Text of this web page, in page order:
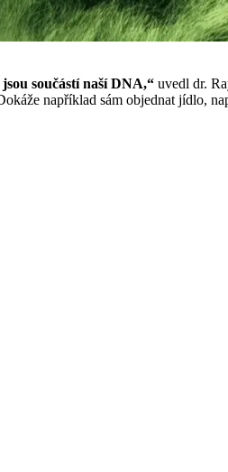
součástí naší DNA,“ uvedl dr.
například sám objednat jídlo,